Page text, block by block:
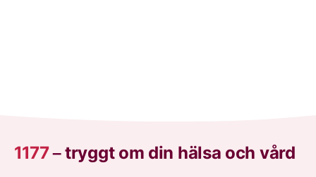
1177–tryggt om din hälsa och vård